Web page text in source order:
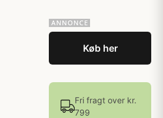
Køb her
Fri fragt over kr.
799